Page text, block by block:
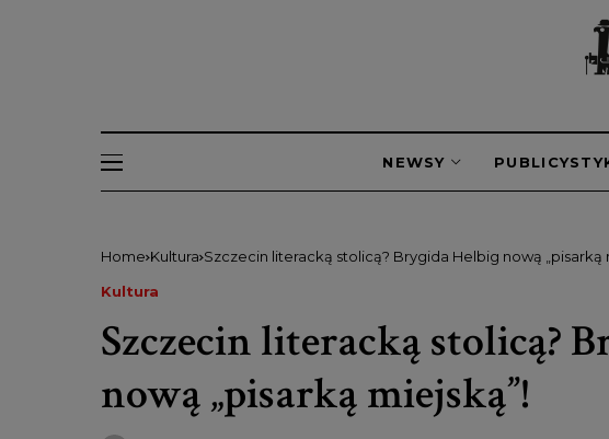
NEWSY
Home Kultura Szczecin literacką stolicą? Brygida Helbig nową „pisarką
Kultura
Szczecin literacką stolicą?
nową „pisarką miejską”!